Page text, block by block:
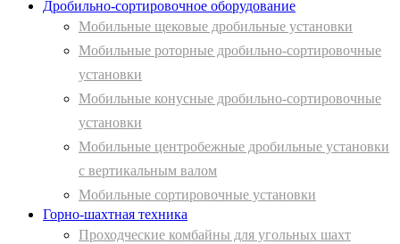
Дробильно-сортировочное оборудование
Мобильные щековые дробильные установки
Мобильные роторные дробильно-сортировочные
установки
Мобильные конусные дробильно-сортировочные
установки
Мобильные центробежные дробильные установки
с вертикальным валом
Мобильные сортировочные установки
Горно-шахтная техника
Проходческие комбайны для угольных шахт